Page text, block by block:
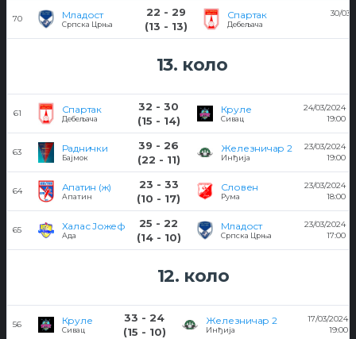
70 Младост
Српска Црња
22 - 29
(13 - 13)
Спартак
Дебељача
30/03/
13. коло
61 Спартак
Дебељача
32 - 30
(15 - 14)
Круле
Сивац
24/03/2024
19:00
63 Раднички
Бајмок
39 - 26
(22 - 11)
Железничар 2
Инђија
23/03/2024
19:00
64 Апатин (ж)
Апатин
23 - 33
(10 - 17)
Словен
Рума
23/03/2024
18:00
65 Халас Јожеф
Ада
25 - 22
(14 - 10)
Младост
Српска Црња
23/03/2024
17:00
12. коло
56 Круле
Сивац
33 - 24
(15 - 10)
Железничар 2
Инђија
17/03/2024
19:00